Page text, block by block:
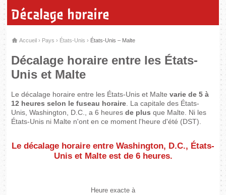
Décalage horaire
Accueil › Pays › États-Unis › États-Unis – Malte
Décalage horaire entre les États-
Unis et Malte
Le décalage horaire entre les États-Unis et Maltevarie de 5 à
12 heures selon le fuseau horaire . La capitale des États-
Unis, Washington, D.C., a 6 heuresde plus que Malte. Ni les
États-Unis ni Malte n'ont en ce moment l'heure d'été (DST).
Le décalage horaire entre Washington, D.C., États-
Unis et Malte est de 6 heures.
Heure exacte à